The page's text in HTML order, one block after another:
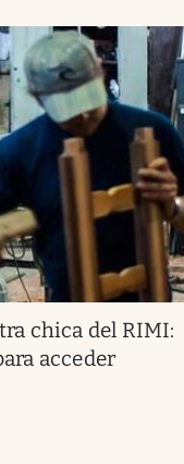
chica del RIMI:
acceder